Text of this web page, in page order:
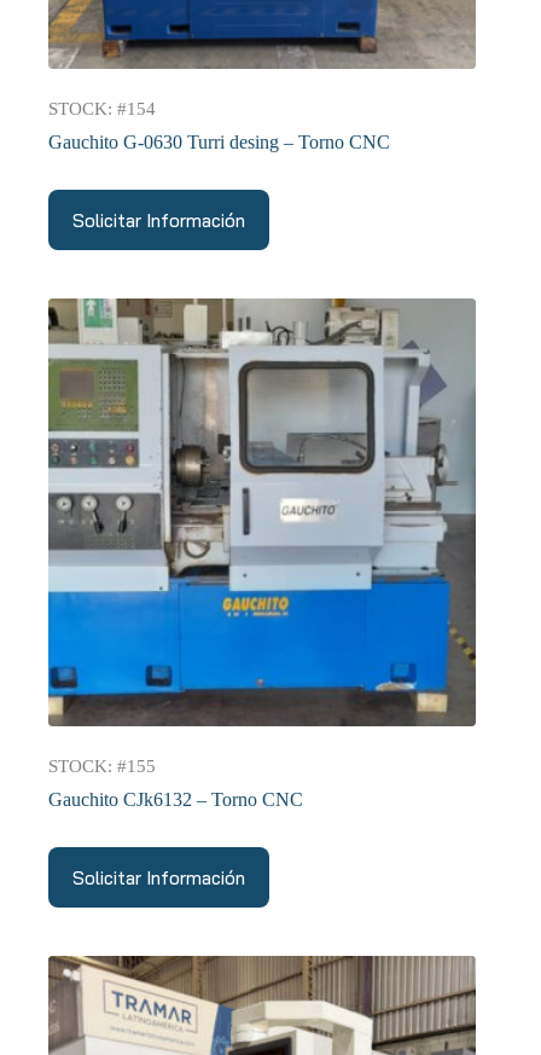
STOCK: #154
Gauchito G-0630 Turri desing – Torno CNC
Solicitar Información
STOCK: #155
Gauchito CJk6132 – Torno CNC
Solicitar Información